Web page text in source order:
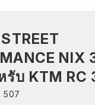
บ KTM RC
507